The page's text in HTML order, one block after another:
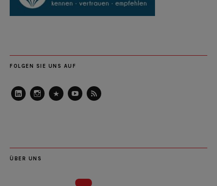
FOLGEN SIE UNS AUF
ÜBER UNS